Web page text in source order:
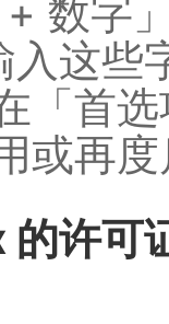
数字
入这些
「首
或再
许可